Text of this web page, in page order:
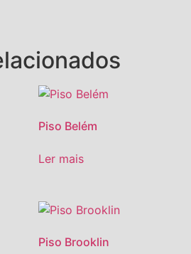
Piso Belém
Ler mais
Piso Brooklin